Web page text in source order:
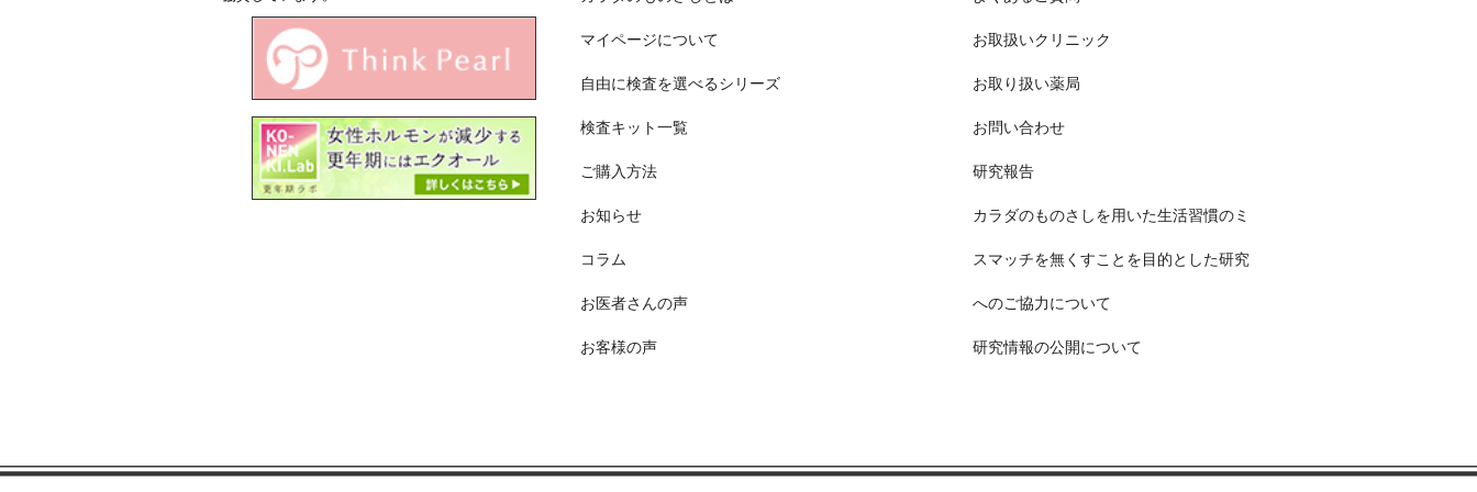
マイページについて
自由に検査を選べるシリーズ
検査キット一覧
ご購入方法
お知らせ
コラム
お医者さんの声
お客様の声
お取扱いクリニック
お取り扱い薬局
お問い合わせ
研究報告
カラダのものさしを用いた生活習慣のミ
スマッチを無くすことを目的とした研究
へのご協力について
研究情報の公開について